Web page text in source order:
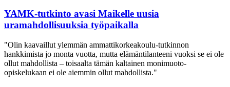
YAMK-tutkinto avasi Maikelle uusia
uramahdollisuuksia työpaikalla
"Olin kaavaillut ylemmän ammattikorkeakoulu-tutkinnon
hankkimista jo monta vuotta, mutta elämäntilanteeni vuoksi se ei ole
ollut mahdollista – toisaalta tämän kaltainen monimuoto-
opiskelukaan ei ole aiemmin ollut mahdollista."